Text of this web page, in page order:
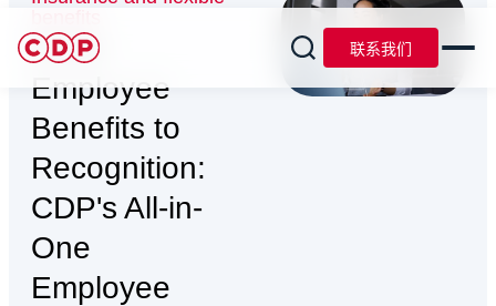
联系我们
From
Employee
Benefits to
Recognition:
CDP's All-in-
One
Employee